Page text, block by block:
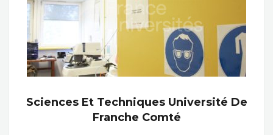
Sciences Et Techniques Université De
Franche Comté